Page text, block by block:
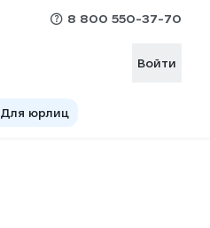
8 800 550-37-70
Войти
Для юрлиц